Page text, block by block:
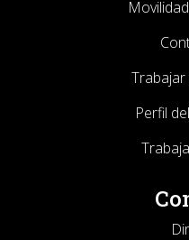
Trabajar
Perfil